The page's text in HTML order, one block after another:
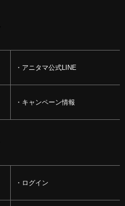
アニタマ公式LINE
キャンペーン情報
ログイン